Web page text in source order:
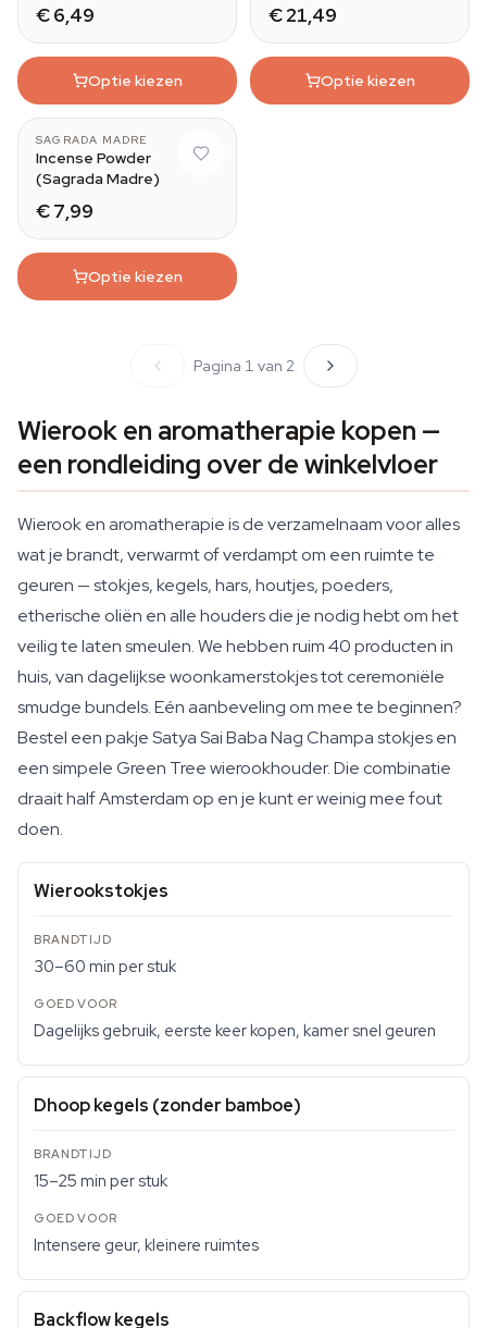
€ 6,49
Optie kiezen
€ 21,49
Optie kiezen
SAGRADA MADRE
Incense Powder
(Sagrada Madre)
€ 7,99
Optie kiezen
Pagina 1 van 2
Wierook en aromatherapie kopen —
een rondleiding over de winkelvloer
Wierook en aromatherapie is de verzamelnaam voor alles
wat je brandt, verwarmt of verdampt om een ruimte te
geuren — stokjes, kegels, hars, houtjes, poeders,
etherische oliën en alle houders die je nodig hebt om het
veilig te laten smeulen. We hebben ruim 40 producten in
huis, van dagelijkse woonkamerstokjes tot ceremoniële
smudge bundels. Eén aanbeveling om mee te beginnen?
Bestel een pakje Satya Sai Baba Nag Champa stokjes en
een simpele Green Tree wierookhouder. Die combinatie
draait half Amsterdam op en je kunt er weinig mee fout
doen.
Wierookstokjes
30–60 min per stuk
Dagelijks gebruik, eerste keer kopen, kamer snel geuren
Dhoop kegels (zonder bamboe)
15–25 min per stuk
Intensere geur, kleinere ruimtes
Backflow kegels